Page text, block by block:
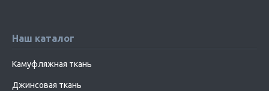
Наш каталог
Камуфляжная ткань
Джинсовая ткань